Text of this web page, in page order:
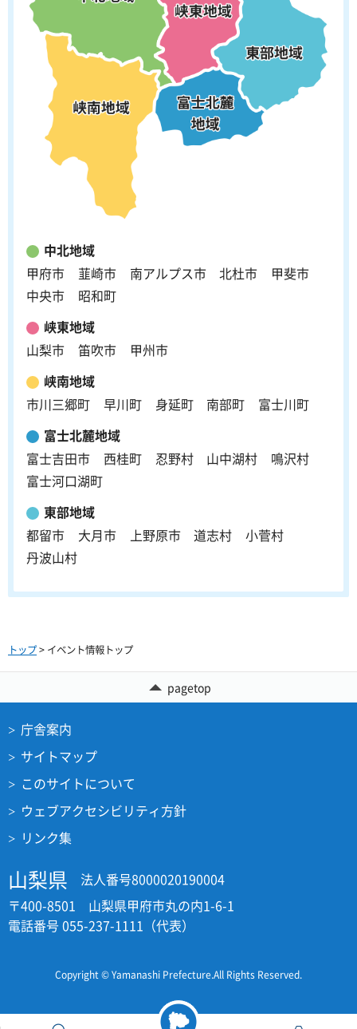
中北地域
甲府市
韮崎市 南アルプス市 北杜市
甲斐市
中央市
昭和町
峡東地域
山梨市
笛吹市
甲州市
峡南地域
市川三郷町
早川町 身延町 南部町
富士川町
富士北麓地域
富士吉田市
西桂町 忍野村 山中湖村
鳴沢村
富士河口湖町
東部地域
都留市
大月市 上野原市 道志村
小菅村
丹波山村
トップ> イベント情報トップ
pagetop
庁舎案内
サイトマップ
このサイトについて
ウェブアクセシビリティ方針
リンク集
山梨県
法人番号8000020190004
〒400-8501 山梨県甲府市丸の内1-6-1
電話番号 055-237-1111（代表）
Copyright © Yamanashi Prefecture.All Rights Reserved.